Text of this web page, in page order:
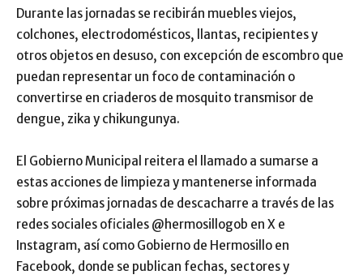
Durante las jornadas se recibirán muebles viejos,
colchones, electrodomésticos, llantas, recipientes y
otros objetos en desuso, con excepción de escombro que
puedan representar un foco de contaminación o
convertirse en criaderos de mosquito transmisor de
dengue, zika y chikungunya.
El Gobierno Municipal reitera el llamado a sumarse a
estas acciones de limpieza y mantenerse informada
sobre próximas jornadas de descacharre a través de las
redes sociales oficiales @hermosillogob en X e
Instagram, así como Gobierno de Hermosillo en
Facebook, donde se publican fechas, sectores y